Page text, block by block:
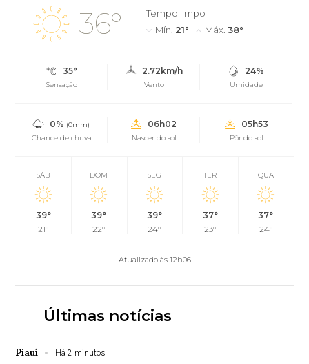
36°
Tempo limpo
Mín. 21° Máx. 38°
35°
Sensação
2.72km/h
Vento
24%
Umidade
0% (0mm)
Chance de chuva
06h02
Nascer do sol
05h53
Pôr do sol
SÁB
39°
21°
DOM
39°
22°
SEG
39°
24°
TER
37°
23°
QUA
37°
24°
Atualizado às 12h06
Últimas notícias
Piauí Há 2 minutos